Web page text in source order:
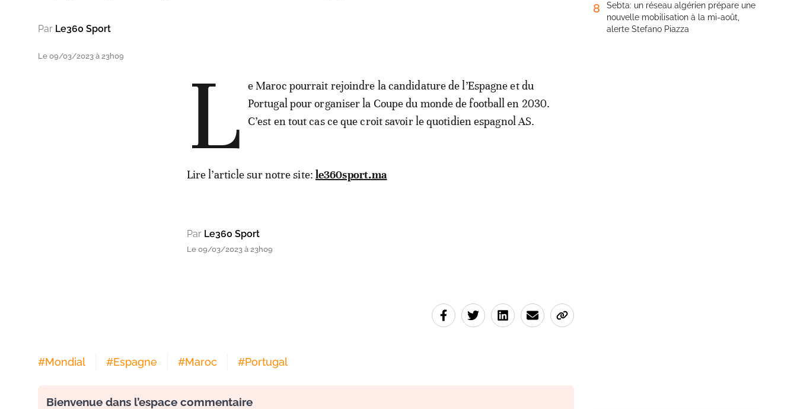
Par Le360 Sport
Le 09/03/2023 à 23h09 L
e Maroc pourrait rejoindre la candidature de l’Espagne et du
Portugal pour organiser la Coupe du monde de football en 2030.
C’est en tout cas ce que croit savoir le quotidien espagnol AS.
Lire l’article sur notre site: le360sport.ma
Par Le360 Sport
Le 09/03/2023 à 23h09
#Mondial #Espagne #Maroc #Portugal
Bienvenue dans l’espace commentaire
8
Sebta: un réseau algérien prépare une
nouvelle mobilisation à la mi-août,
alerte Stefano Piazza